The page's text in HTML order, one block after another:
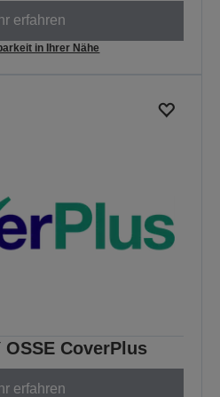
erfahren
in Ihrer Nähe
OSSE CoverPlus
erfahren